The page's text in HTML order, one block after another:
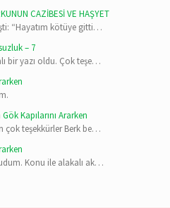
CAZİBESİ VE HAŞYET
“Hayatım kötüye gitti…
– 7
bir yazı oldu. Çok teşe…
Gök Kapılarını Ararken
çok teşekkürler Berk be…
Konu ile alakalı ak…